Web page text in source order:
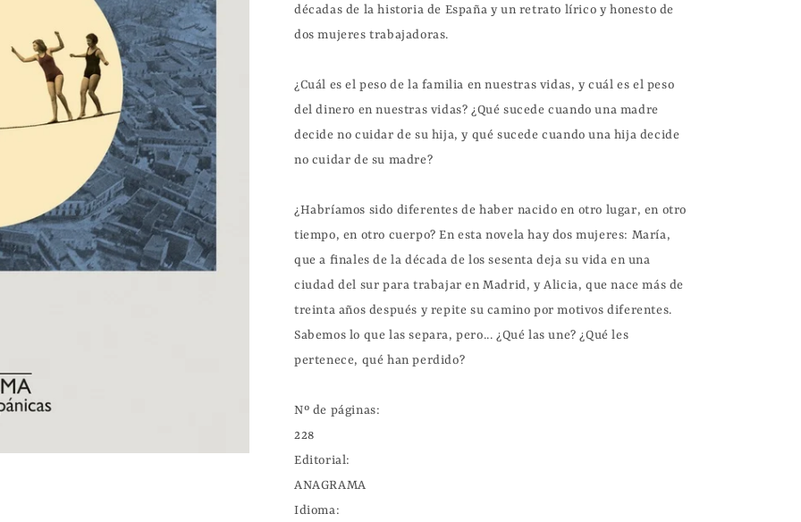
décadas de la historia de España y un retrato lírico y honesto de
dos mujeres trabajadoras.
¿Cuál es el peso de la familia en nuestras vidas, y cuál es el peso
del dinero en nuestras vidas? ¿Qué sucede cuando una madre
decide no cuidar de su hija, y qué sucede cuando una hija decide
no cuidar de su madre?
¿Habríamos sido diferentes de haber nacido en otro lugar, en otro
tiempo, en otro cuerpo? En esta novela hay dos mujeres: María,
que a finales de la década de los sesenta deja su vida en una
ciudad del sur para trabajar en Madrid, y Alicia, que nace más de
treinta años después y repite su camino por motivos diferentes.
Sabemos lo que las separa, pero... ¿Qué las une? ¿Qué les
pertenece, qué han perdido?
Nº de páginas:
228
Editorial:
ANAGRAMA
Idioma: